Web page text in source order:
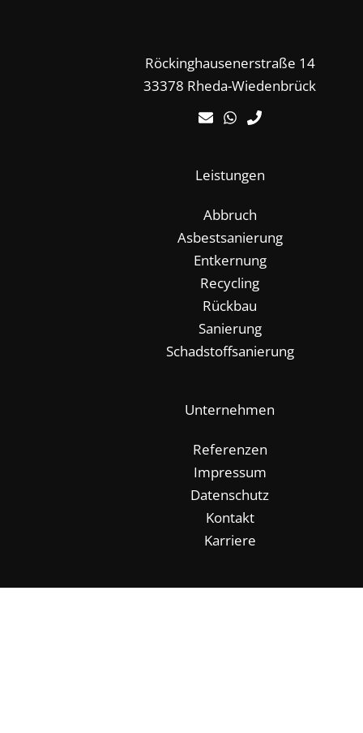
Röckinghausenerstraße 14
33378 Rheda-Wiedenbrück
Leistungen
Abbruch
Asbestsanierung
Entkernung
Recycling
Rückbau
Sanierung
Schadstoffsanierung
Unternehmen
Referenzen
Impressum
Datenschutz
Kontakt
Karriere